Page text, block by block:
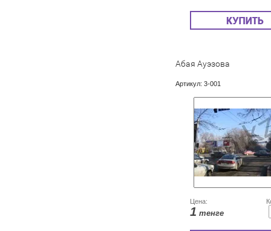
Абая Ауэзова
Артикул: 3-001
Цена:
1 тенге